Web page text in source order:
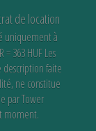
de location
uniquement à
= 363 HUFLes
faite
ne constitue
par Tower
moment.